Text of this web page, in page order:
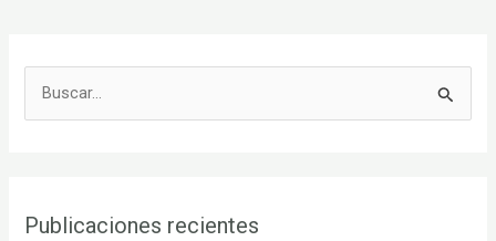
a
Publicaciones recientes